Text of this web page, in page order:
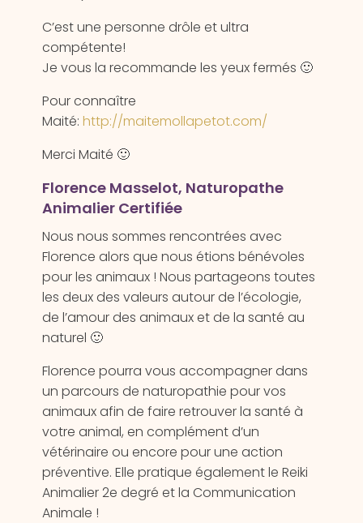
C’est une personne drôle et ultra
compétente!
Je vous la recommande les yeux fermés 🙂
Pour connaître
Maité: http://maitemollapetot.com/
Merci Maité 🙂
Florence Masselot, Naturopathe
Animalier Certifiée
Nous nous sommes rencontrées avec
Florence alors que nous étions bénévoles
pour les animaux ! Nous partageons toutes
les deux des valeurs autour de l’écologie,
de l’amour des animaux et de la santé au
naturel 🙂
Florence pourra vous accompagner dans
un parcours de naturopathie pour vos
animaux afin de faire retrouver la santé à
votre animal, en complément d’un
vétérinaire ou encore pour une action
préventive. Elle pratique également le Reiki
Animalier 2e degré et la Communication
Animale !